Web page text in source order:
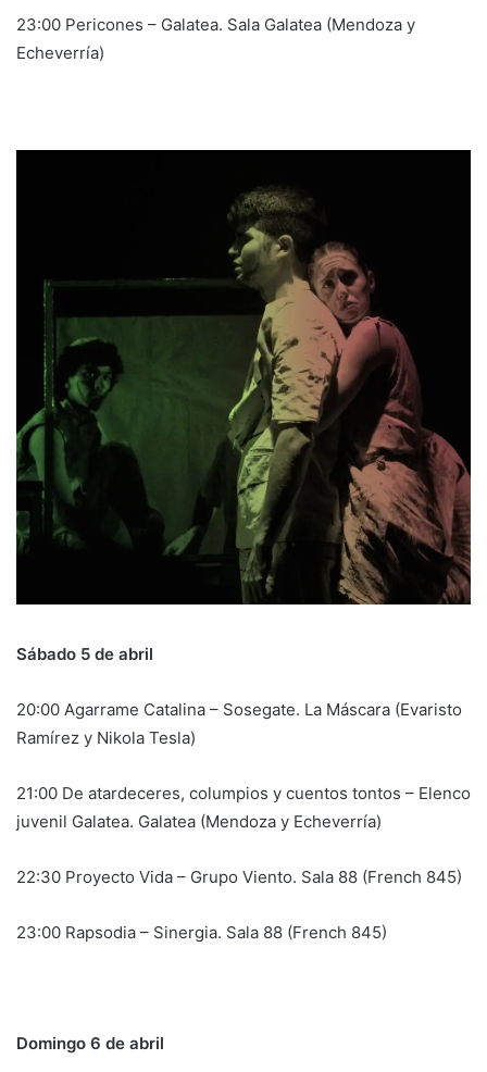
23:00 Pericones – Galatea. Sala Galatea (Mendoza y
Echeverría)
Sábado 5 de abril
20:00 Agarrame Catalina – Sosegate. La Máscara (Evaristo
Ramírez y Nikola Tesla)
21:00 De atardeceres, columpios y cuentos tontos – Elenco
juvenil Galatea. Galatea (Mendoza y Echeverría)
22:30 Proyecto Vida – Grupo Viento. Sala 88 (French 845)
23:00 Rapsodia – Sinergia. Sala 88 (French 845)
Domingo 6 de abril